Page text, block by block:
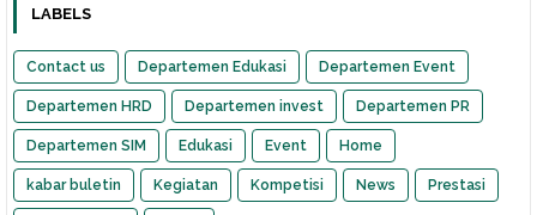
LABELS
Contact us Departemen Edukasi Departemen Event
Departemen HRD Departemen invest Departemen PR
Departemen SIM Edukasi Event Home
kabar buletin Kegiatan Kompetisi News Prestasi